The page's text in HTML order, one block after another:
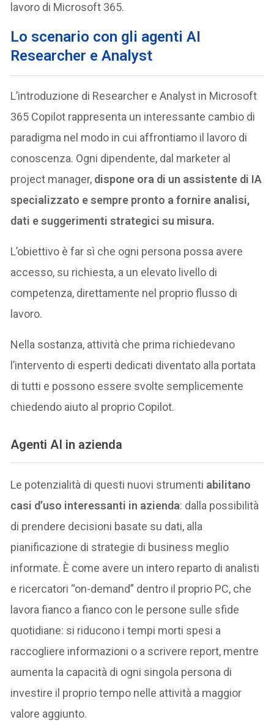
lavoro di Microsoft 365.
Lo scenario con gli agenti AI
Researcher e Analyst
L’introduzione di Researcher e Analyst in Microsoft
365 Copilot rappresenta un interessante cambio di
paradigma nel modo in cui affrontiamo il lavoro di
conoscenza. Ogni dipendente, dal marketer al
project manager, dispone ora di un assistente di IA
specializzato e sempre pronto a fornire analisi,
dati e suggerimenti strategici su misura.
L’obiettivo è far sì che ogni persona possa avere
accesso, su richiesta, a un elevato livello di
competenza, direttamente nel proprio flusso di
lavoro.
Nella sostanza, attività che prima richiedevano
l’intervento di esperti dedicati diventato alla portata
di tutti e possono essere svolte semplicemente
chiedendo aiuto al proprio Copilot.
Agenti AI in azienda
Le potenzialità di questi nuovi strumenti abilitano
casi d’uso interessanti in azienda: dalla possibilità
di prendere decisioni basate su dati, alla
pianificazione di strategie di business meglio
informate. È come avere un intero reparto di analisti
e ricercatori “on-demand” dentro il proprio PC, che
lavora fianco a fianco con le persone sulle sfide
quotidiane: si riducono i tempi morti spesi a
raccogliere informazioni o a scrivere report, mentre
aumenta la capacità di ogni singola persona di
investire il proprio tempo nelle attività a maggior
valore aggiunto.